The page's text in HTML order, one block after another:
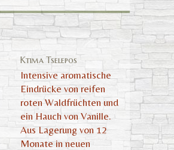
Ktima Tselepos
Intensive aromatische
Eindrücke von reifen
roten Waldfrüchten und
ein Hauch von Vanille.
Aus Lagerung von 12
Monate in neuen